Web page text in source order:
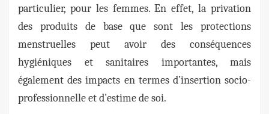
particulier, pour les femmes. En effet, la privation
des produits de base que sont les protections
menstruelles peut avoir des conséquences
hygiéniques et sanitaires importantes, mais
également des impacts en termes d’insertion socio-
professionnelle et d’estime de soi.